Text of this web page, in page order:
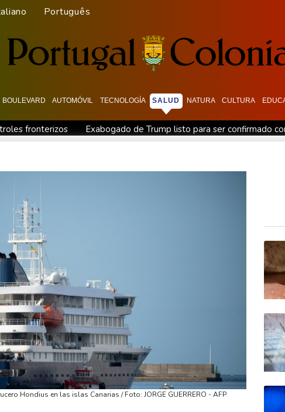
Português
BOULEVARD AUTOMÓVIL TECNOLOGÍA SALUD NATURA CULTURA
fronterizos
Exabogado de Trump listo para ser confirmado
controles en la frontera
Hondius en las islas Canarias / Foto: JORGE GUERRERO - AFP